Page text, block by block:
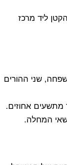
ליד מרכז
שני ההורים
מתשעים אחוזים.
המחלה.